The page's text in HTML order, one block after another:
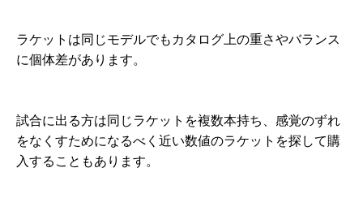
ラケットは同じモデルでもカタログ上の重さやバランス
に個体差があります。
試合に出る方は同じラケットを複数本持ち、感覚のずれ
をなくすためになるべく近い数値のラケットを探して購
入することもあります。